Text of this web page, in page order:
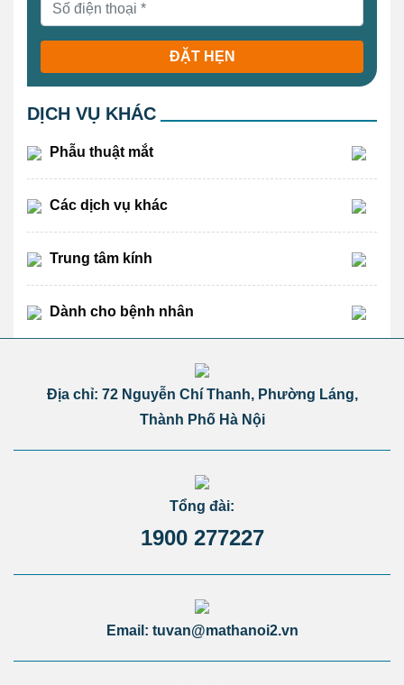
ĐẶT HẸN
DỊCH VỤ KHÁC
Phẫu thuật mắt
Các dịch vụ khác
Trung tâm kính
Dành cho bệnh nhân
Địa chỉ: 72 Nguyễn Chí Thanh, Phường Láng,
Thành Phố Hà Nội
Tổng đài:
1900 277227
Email: tuvan@mathanoi2.vn